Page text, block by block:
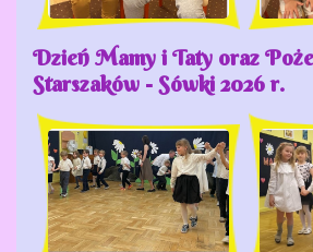
Dzień Mamy i Taty oraz
Starszaków - Sówki 2026 r.